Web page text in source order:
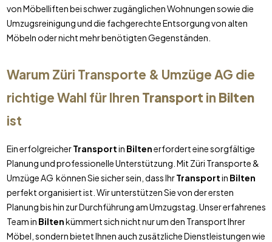
von Möbelliften bei schwer zugänglichen Wohnungen sowie die
Umzugsreinigung und die fachgerechte Entsorgung von alten
Möbeln oder nicht mehr benötigten Gegenständen.
Warum Züri Transporte & Umzüge AG die
richtige Wahl für Ihren Transport in Bilten
ist
Ein erfolgreicherTransportin Biltenerfordert eine sorgfältige
Planung und professionelle Unterstützung. Mit Züri Transporte &
Umzüge AG können Sie sicher sein, dass IhrTransportin Bilten
perfekt organisiert ist. Wir unterstützen Sie von der ersten
Planung bis hin zur Durchführung am Umzugstag. Unser erfahrenes
Team in Biltenkümmert sich nicht nur um den Transport Ihrer
Möbel, sondern bietet Ihnen auch zusätzliche Dienstleistungen wie